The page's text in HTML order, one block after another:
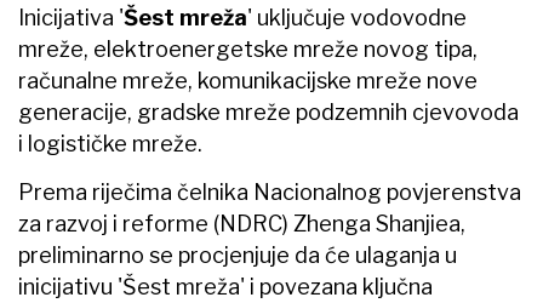
Inicijativa 'Šest mreža' uključuje vodovodne
mreže, elektroenergetske mreže novog tipa,
računalne mreže, komunikacijske mreže nove
generacije, gradske mreže podzemnih cjevovoda
i logističke mreže.
Prema riječima čelnika Nacionalnog povjerenstva
za razvoj i reforme (NDRC) Zhenga Shanjiea,
preliminarno se procjenjuje da će ulaganja u
inicijativu 'Šest mreža' i povezana ključna